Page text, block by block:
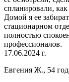
спланировали,
Домой я ее
стационарном
полностью
профессионалов.
17.06.2024 г.
Евгения Ж., 54